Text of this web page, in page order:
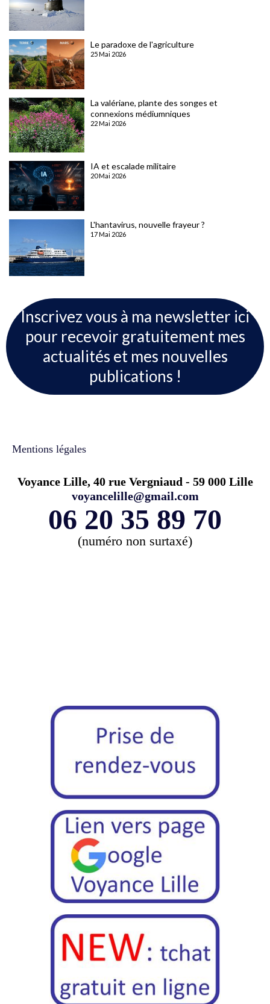
Le paradoxe de l'agriculture
25 Mai 2026
La valériane, plante des songes et
connexions médiumniques
22 Mai 2026
IA et escalade militaire
20 Mai 2026
L'hantavirus, nouvelle frayeur ?
17 Mai 2026
Inscrivez vous à ma newsletter ici
pour recevoir gratuitement mes
actualités et mes nouvelles
publications !
Mentions légales
Voyance Lille, 40 rue Vergniaud - 59 000 Lille
voyancelille@gmail.com
06 20 35 89 70
(numéro non surtaxé)